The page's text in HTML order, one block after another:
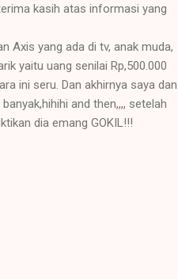
kasih atas informasi yang
Axis yang ada di tv, anak muda,
yaitu uang senilai Rp,500.000
ini seru. Dan akhirnya saya dan
and then,,,, setelah
dia emang GOKIL!!!